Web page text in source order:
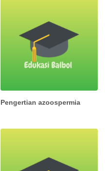
Pengertian azoospermia